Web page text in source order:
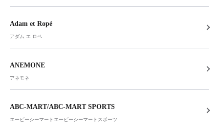
Adam et Ropé
アダム エ ロペ
ANEMONE
アネモネ
ABC-MART/ABC-MART SPORTS
エービーシーマートエービーシーマートスポーツ